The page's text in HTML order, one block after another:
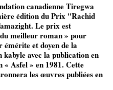
canadienne Tiregwa
édition du Prix "Rachid
Le prix est
meilleur roman » pour
et doyen de la
avec la publication en
Asfel » en 1981. Cette
les œuvres publiées en